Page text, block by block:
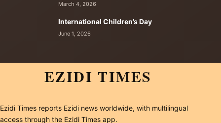
March 4, 2026
International Children’s Day
June 1, 2026
EZIDI TIMES
Ezidi Times reports Ezidi news worldwide, with multilingual
access through the Ezidi Times app.